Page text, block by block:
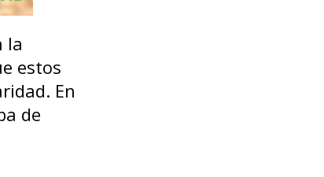
la
estos
En
de